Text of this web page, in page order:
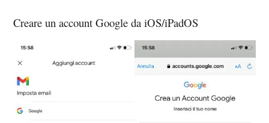
Creare un account Google da iOS/iPadOS